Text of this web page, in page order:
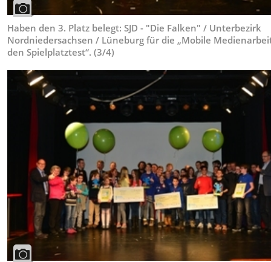
Haben den 3. Platz belegt: SJD - "Die Falken" / Unterbezirk
Nordniedersachsen / Lüneburg für die „Mobile
den Spielplatztest“. (3/4)